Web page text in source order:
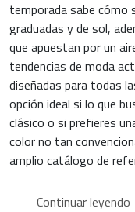
temporada sabe cómo
graduadas y de sol,
que apuestan por un
tendencias de moda
diseñadas para todas
opción ideal si lo que
clásico o si prefieres
color no tan
amplio catálogo de
Continuar leyendo